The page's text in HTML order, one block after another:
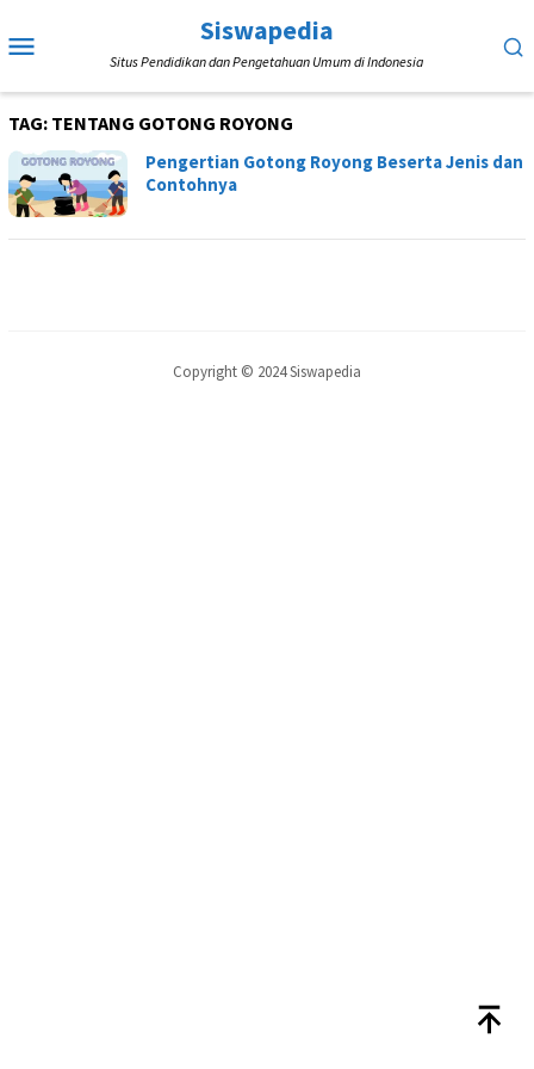
ke
Mobile
Siswapedia
Situs Pendidikan dan Pengetahuan Umum di Indonesia
TAG: TENTANG GOTONG ROYONG
Pengertian Gotong Royong Beserta Jenis dan
Contohnya
Copyright © 2024 Siswapedia